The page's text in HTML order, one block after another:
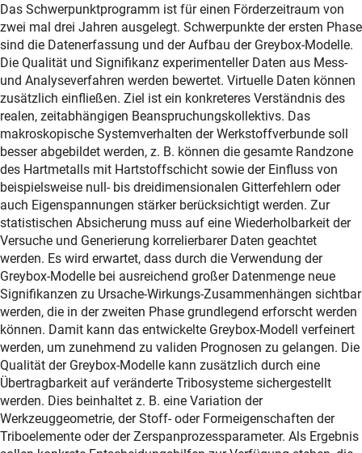
Das Schwerpunktprogramm ist für einen Förderzeitraum von
zwei mal drei Jahren ausgelegt. Schwerpunkte der ersten Phase
sind die Datenerfassung und der Aufbau der Greybox-Modelle.
Die Qualität und Signifikanz experimenteller Daten aus Mess-
und Analyseverfahren werden bewertet. Virtuelle Daten können
zusätzlich einfließen. Ziel ist ein konkreteres Verständnis des
realen, zeitabhängigen Beanspruchungskollektivs. Das
makroskopische Systemverhalten der Werkstoffverbunde soll
besser abgebildet werden, z. B. können die gesamte Randzone
des Hartmetalls mit Hartstoffschicht sowie der Einfluss von
beispielsweise null- bis dreidimensionalen Gitterfehlern oder
auch Eigenspannungen stärker berücksichtigt werden. Zur
statistischen Absicherung muss auf eine Wiederholbarkeit der
Versuche und Generierung korrelierbarer Daten geachtet
werden. Es wird erwartet, dass durch die Verwendung der
Greybox-Modelle bei ausreichend großer Datenmenge neue
Signifikanzen zu Ursache-Wirkungs-Zusammenhängen sichtbar
werden, die in der zweiten Phase grundlegend erforscht werden
können. Damit kann das entwickelte Greybox-Modell verfeinert
werden, um zunehmend zu validen Prognosen zu gelangen. Die
Qualität der Greybox-Modelle kann zusätzlich durch eine
Übertragbarkeit auf veränderte Tribosysteme sichergestellt
werden. Dies beinhaltet z. B. eine Variation der
Werkzeuggeometrie, der Stoff- oder Formeigenschaften der
Triboelemente oder der Zerspanprozessparameter. Als Ergebnis